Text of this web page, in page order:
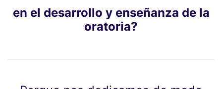
en el desarrollo y enseñanza de la
oratoria?